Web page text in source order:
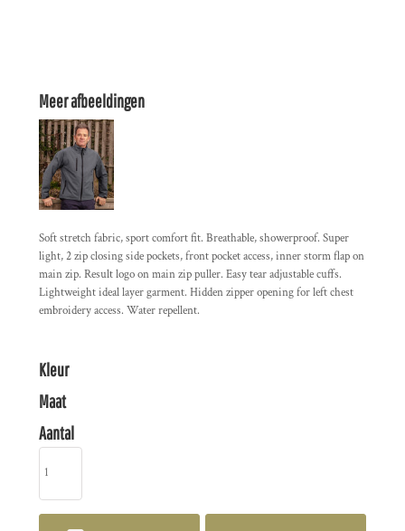
Meer afbeeldingen
Soft stretch fabric, sport comfort fit. Breathable, showerproof. Super
light, 2 zip closing side pockets, front pocket access, inner storm flap on
main zip. Result logo on main zip puller. Easy tear adjustable cuffs.
Lightweight ideal layer garment. Hidden zipper opening for left chest
embroidery access. Water repellent.
Kleur
Maat
Aantal